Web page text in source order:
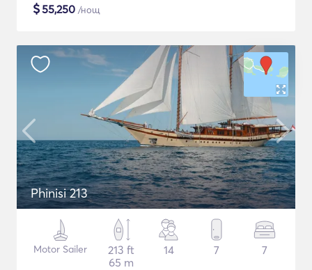
$55,250 /нощ
Phinisi 213
Motor Sailer
213 ft
65 m
14 7 7